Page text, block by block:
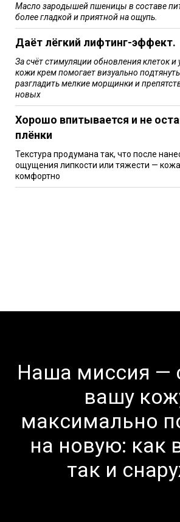
Масло зародышей пшеницы в составе
более гладкой и приятной на ощупь.
Даёт лёгкий лифтинг-эффект.
За счёт стимуляции обновления клеток и
кожи крем помогает визуально
разгладить мелкие морщинки и
новых
Хорошо впитывается и не
плёнки
Текстура продумана так, что после
ощущения липкости или тяжести — кожа
комфортно
Наша миссия —
вашу
максимально
на новую: как
так и